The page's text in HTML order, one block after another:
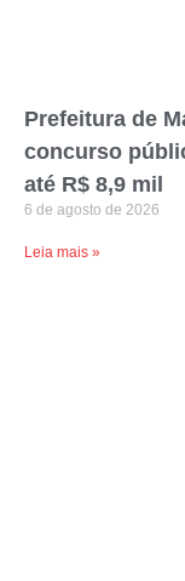
Prefeitura de
concurso
até R$ 8,9 mil
6 de agosto de 2026
Leia mais »